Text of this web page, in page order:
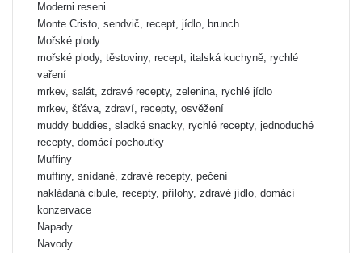
Moderni reseni
Monte Cristo, sendvič, recept, jídlo, brunch
Mořské plody
mořské plody, těstoviny, recept, italská kuchyně, rychlé
vaření
mrkev, salát, zdravé recepty, zelenina, rychlé jídlo
mrkev, šťáva, zdraví, recepty, osvěžení
muddy buddies, sladké snacky, rychlé recepty, jednoduché
recepty, domácí pochoutky
Muffiny
muffiny, snídaně, zdravé recepty, pečení
nakládaná cibule, recepty, přílohy, zdravé jídlo, domácí
konzervace
Napady
Navody